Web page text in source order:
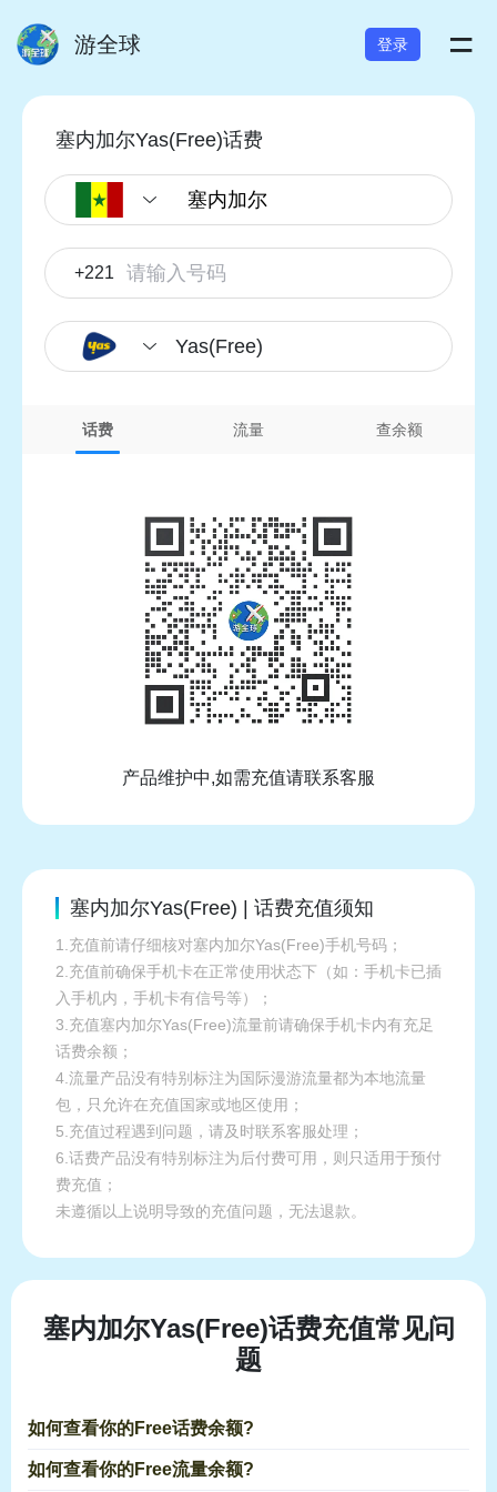
游全球 登录 =
塞内加尔Yas(Free)话费
+221
Yas(Free)
话费 流量 查余额
产品维护中,如需充值请联系客服
塞内加尔Yas(Free) | 话费充值须知
1.充值前请仔细核对塞内加尔Yas(Free)手机号码；
2.充值前确保手机卡在正常使用状态下（如：手机卡已插
入手机内，手机卡有信号等）；
3.充值塞内加尔Yas(Free)流量前请确保手机卡内有充足
话费余额；
4.流量产品没有特别标注为国际漫游流量都为本地流量
包，只允许在充值国家或地区使用；
5.充值过程遇到问题，请及时联系客服处理；
6.话费产品没有特别标注为后付费可用，则只适用于预付
费充值；
未遵循以上说明导致的充值问题，无法退款。
塞内加尔Yas(Free)话费充值常见问
题
如何查看你的Free话费余额?
如何查看你的Free流量余额?